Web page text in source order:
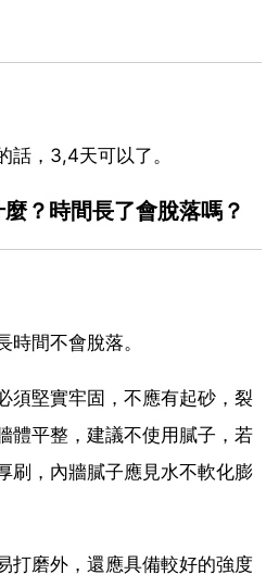
話，3,4天可以了。
？時間長了會脫落嗎？
時間不會脫落。
須堅實牢固，不應有起砂，裂
體平整，建議不使用膩子，若
刷，內牆膩子應見水不軟化膨
打磨外，還應具備較好的強度